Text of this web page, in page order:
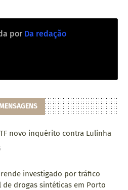
por Da redação
novo inquérito contra Lulinha
investigado por tráfico
de drogas sintéticas em Porto